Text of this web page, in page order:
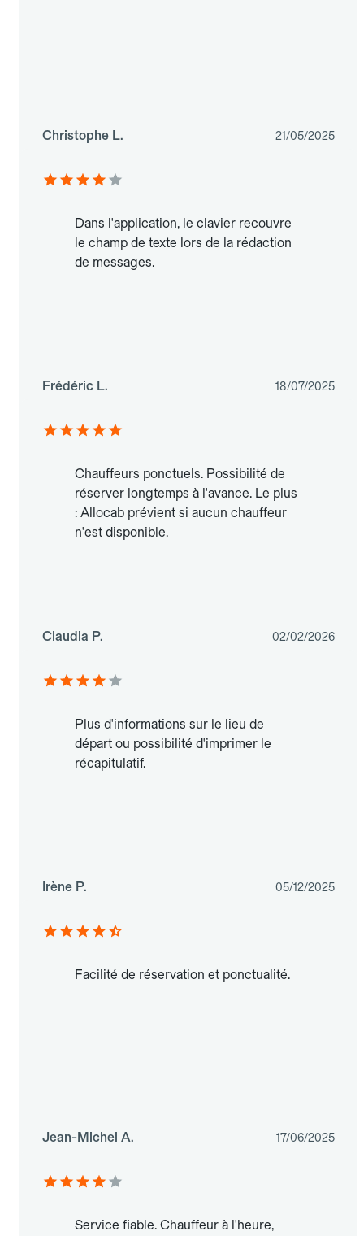
Christophe L. 21/05/2025
Dans l'application, le clavier recouvre
le champ de texte lors de la rédaction
de messages.
Frédéric L. 18/07/2025
Chauffeurs ponctuels. Possibilité de
réserver longtemps à l'avance. Le plus
: Allocab prévient si aucun chauffeur
n'est disponible.
Claudia P. 02/02/2026
Plus d'informations sur le lieu de
départ ou possibilité d'imprimer le
récapitulatif.
Irène P. 05/12/2025
Facilité de réservation et ponctualité.
Jean-Michel A. 17/06/2025
Service fiable. Chauffeur à l'heure,